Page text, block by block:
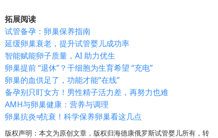
拓展阅读
试管备孕：卵巢保养指南
延缓卵巢衰老，提升试管婴儿成功率
智能赋能卵子质量，AI 助力优生
卵巢提前 “退休”？干细胞为生育希望 “充电”
卵巢的血供足了，功能才能“在线”
备孕别只盯女方！男性精子活力差，再努力也难
AMH与卵巢健康：营养与调理
卵巢抗炎≠抗衰！科学保养卵巢看这几点
版权声明：本文为原创文章，版权归海德康俄罗斯试管婴儿所有，转